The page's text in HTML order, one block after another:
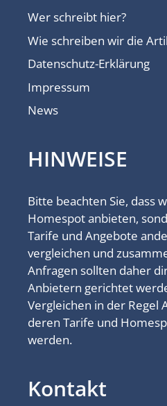
Wer schreibt hier?
Wie schreiben wir die
Datenschutz-Erklärung
Impressum
News
HINWEISE
Bitte beachten Sie, dass
Homespot anbieten,
Tarife und Angebote
vergleichen und
Anfragen sollten daher
Anbietern gerichtet
Vergleichen in der Regel
deren Tarife und
werden.
Kontakt